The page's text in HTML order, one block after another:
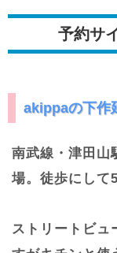
予約サ
akippaの下作
南武線・津田山
場。徒歩にして
ストリートビュ